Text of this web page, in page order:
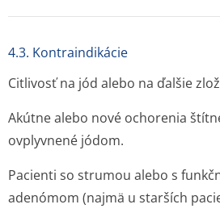
4.3. Kontraindikácie
Citlivosť na jód alebo na ďalšie
Akútne alebo nové ochorenia
ovplyvnené jódom.
Pacienti so strumou alebo s
adenómom (najmä u starších